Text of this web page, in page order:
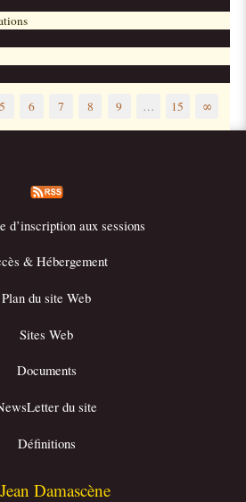
5 6 7 8 9 … 15 ∞
d’inscription aux sessions
& Hébergement
Plan du site Web
Sites Web
Documents
du site
Définitions
Damascène